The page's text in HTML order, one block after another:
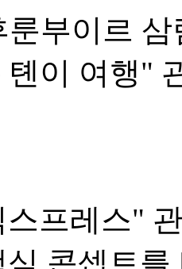
룬부이르
톈이 여행"
프레스"
콘셉트